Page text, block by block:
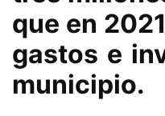
que en
gastos e
municipio.